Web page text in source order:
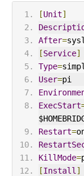
[Unit]
After=
[Service]
Type=
User=pi
ExecStart
Restart=
KillMode=
[Install ]